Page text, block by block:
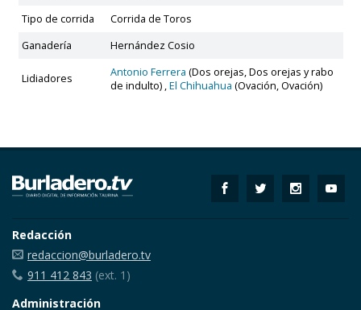
Tipo de corrida
Corrida de Toros
Ganadería
Hernández Cosio
Lidiadores Antonio Ferrera (Dos orejas, Dos orejas y rabo
de indulto) ,El Chihuahua (Ovación, Ovación)
Redacción
redaccion@burladero.tv
911 412 843 (ext. 1)
Administración